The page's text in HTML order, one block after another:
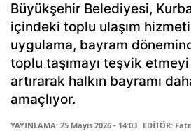
Büyükşehir Belediyesi,
içindeki toplu ulaşım
uygulama, bayram
toplu taşımayı teşvik
artırarak halkın bayramı
amaçlıyor.
YAYINLAMA: 25 Mayıs 2026 - 14:03 EDİTÖR: